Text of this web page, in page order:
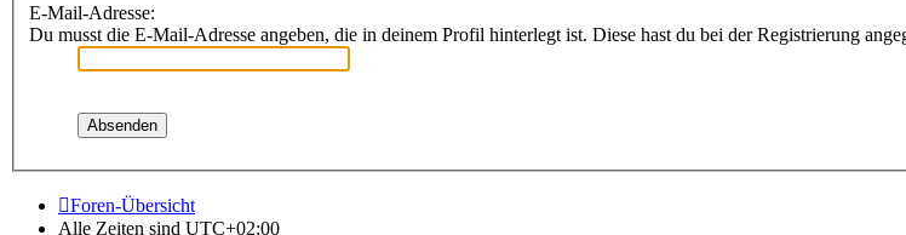
E-Mail-Adresse:
Du musst die E-Mail-Adresse angeben, die in deinem Profil hinterlegt ist. Diese hast du bei der Registrierung
Foren-Übersicht
Alle Zeiten sind UTC+02:00